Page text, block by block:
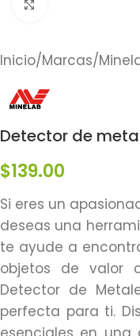
Inicio/Marcas/
Detector de
$139.00
Si eres un
deseas una
te ayude a
objetos de valor
Detector de
perfecta para ti.